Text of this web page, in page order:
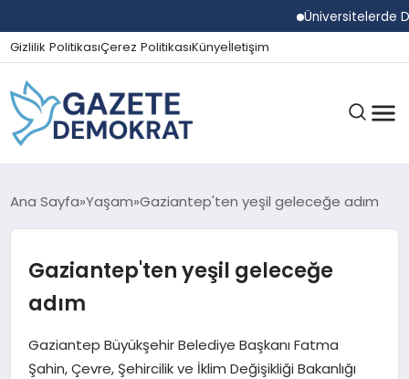
Üniversitelerde
Gizlilik PolitikasıÇerez PolitikasıKünyeİletişim
GÜNDEM
EKONOMI
Ana Sayfa Yaşam Gaziantep'ten yeşil geleceğe adım
Gaziantep'ten yeşil geleceğe
adım
Gaziantep Büyükşehir Belediye Başkanı Fatma
Şahin, Çevre, Şehircilik ve İklim Değişikliği Bakanlığı